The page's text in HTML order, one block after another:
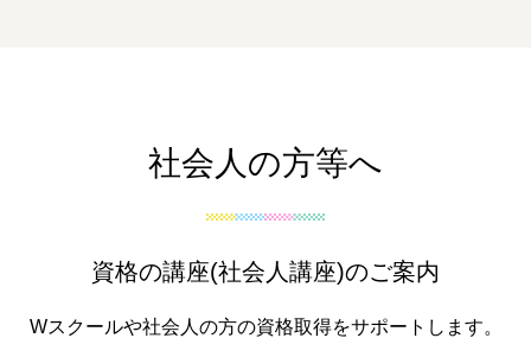
社会人の方等へ
資格の講座(社会人講座)のご案内
Wスクールや社会人の方の資格取得をサポートします。